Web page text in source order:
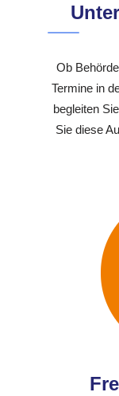
Ob
Termine in
begleiten
Sie diese